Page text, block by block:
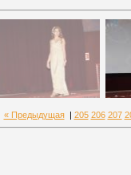
« Предыдущая| 205 206 207